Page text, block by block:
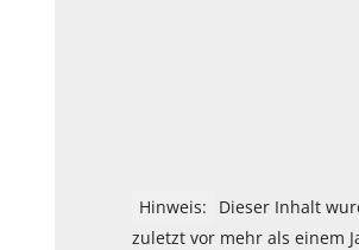
Hinweis:
Dieser Inhalt
zuletzt vor mehr als einem